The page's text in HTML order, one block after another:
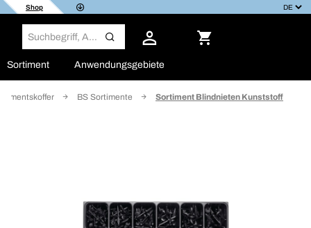
Shop
Sortiment Anwendungsgebiete
BS Sortimente Sortiment Blindnieten Kunststoff